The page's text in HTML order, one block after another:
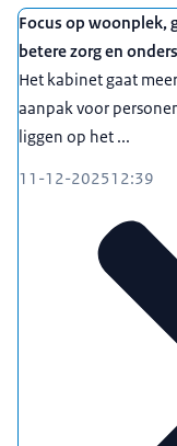
Focus op woonplek,
betere zorg en
Het kabinet gaat
aanpak voor
liggen op het ...
11-12-202512:39